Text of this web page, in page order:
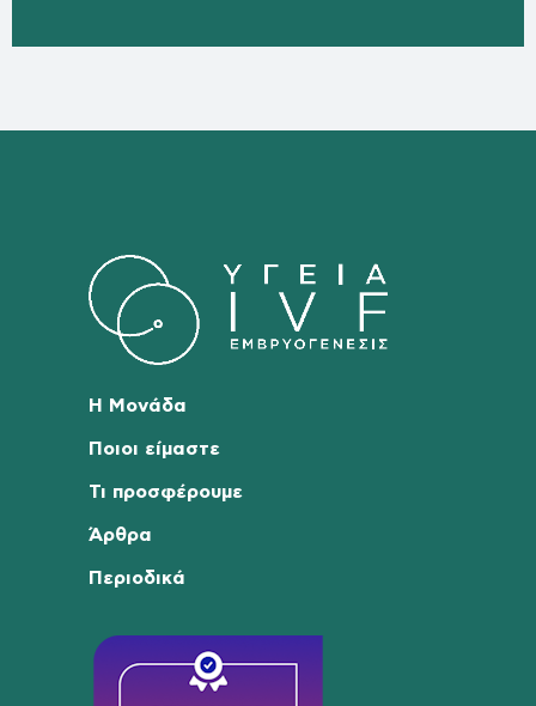
Η Μονάδα
Ποιοι είμαστε
Τι προσφέρουμε
Άρθρα
Περιοδικά